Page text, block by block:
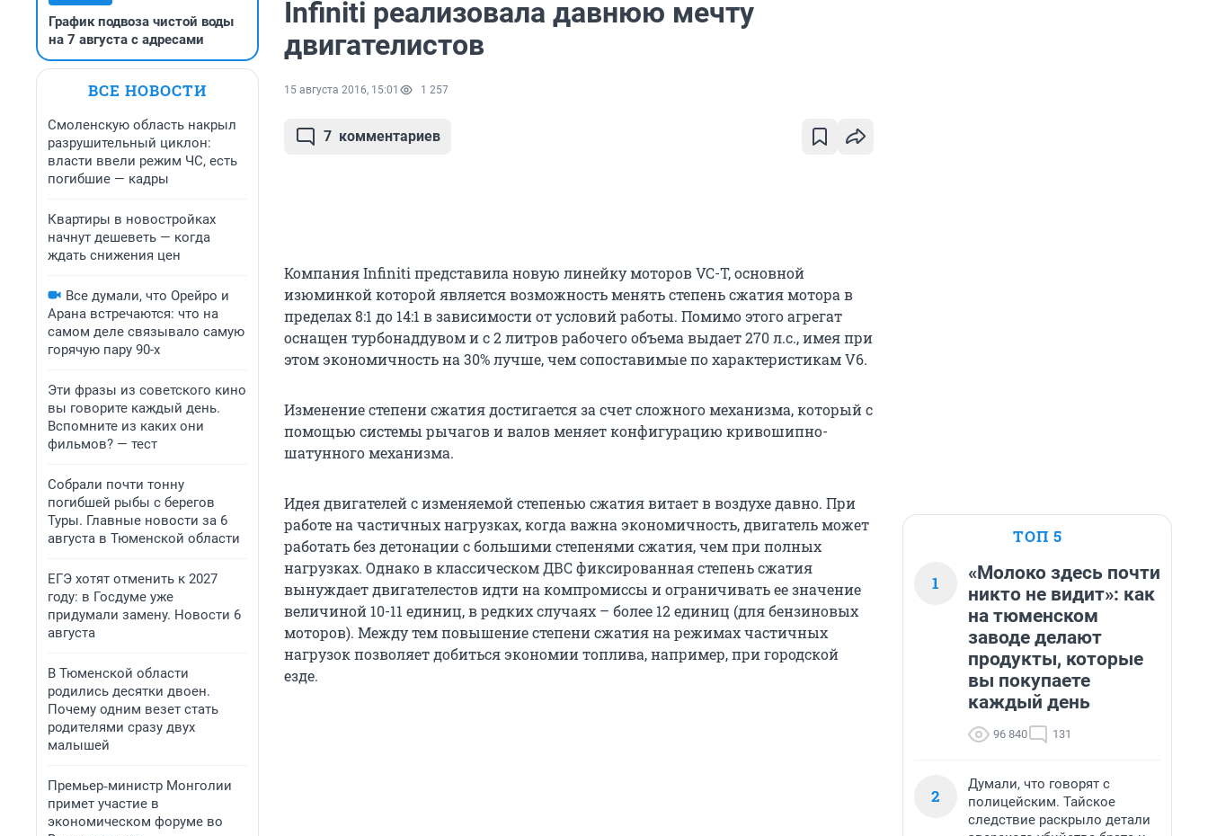
График подвоза чистой воды
на 7 августа с адресами
ВСЕ НОВОСТИ
Смоленскую область накрыл
разрушительный циклон:
власти ввели режим ЧС, есть
погибшие — кадры
Квартиры в новостройках
начнут дешеветь — когда
ждать снижения цен
Все думали, что Орейро и
Арана встречаются: что на
самом деле связывало самую
горячую пару 90-х
Эти фразы из советского кино
вы говорите каждый день.
Вспомните из каких они
фильмов? — тест
Собрали почти тонну
погибшей рыбы с берегов
Туры. Главные новости за 6
августа в Тюменской области
ЕГЭ хотят отменить к 2027
году: в Госдуме уже
придумали замену. Новости 6
августа
В Тюменской области
родились десятки двоен.
Почему одним везет стать
родителями сразу двух
малышей
Премьер‑министр Монголии
примет участие в
экономическом форуме во
Infiniti реализовала давнюю мечту
двигателистов
15 августа 2016, 15:01 1 257
7 комментариев
Компания Infiniti представила новую линейку моторов VC-T, основной
изюминкой которой является возможность менять степень сжатия мотора в
пределах 8:1 до 14:1 в зависимости от условий работы. Помимо этого агрегат
оснащен турбонаддувом и с 2 литров рабочего объема выдает 270 л.с., имея при
этом экономичность на 30% лучше, чем сопоставимые по характеристикам V6.
Изменение степени сжатия достигается за счет сложного механизма, который с
помощью системы рычагов и валов меняет конфигурацию кривошипно-
шатунного механизма.
Идея двигателей с изменяемой степенью сжатия витает в воздухе давно. При
работе на частичных нагрузках, когда важна экономичность, двигатель может
работать без детонации с большими степенями сжатия, чем при полных
нагрузках. Однако в классическом ДВС фиксированная степень сжатия
вынуждает двигателестов идти на компромиссы и ограничивать ее значение
величиной 10-11 единиц, в редких случаях – более 12 единиц (для бензиновых
моторов). Между тем повышение степени сжатия на режимах частичных
нагрузок позволяет добиться экономии топлива, например, при городской
езде.
ТОП 5
1
«Молоко здесь почти
никто не видит»: как
на тюменском
заводе делают
продукты, которые
вы покупаете
каждый день
96 840 131
2
Думали, что говорят с
полицейским. Тайское
следствие раскрыло детали